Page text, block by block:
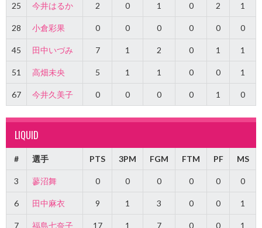
25 今井はるか 2 0 1 0 2 1
28 小倉彩果 0 0 0 0 0 0
45 田中いづみ 7 1 2 0 1 1
51 高畑未央 5 1 1 0 0 1
67 今井久美子 0 0 0 0 1 0
LIQUID
# 選手 PTS 3PM FGM FTM PF MS
3 蓼沼舞 0 0 0 0 0 0
6 田中麻衣 9 1 3 0 0 1
7 福島七奈子 17 1 7 0 0 1